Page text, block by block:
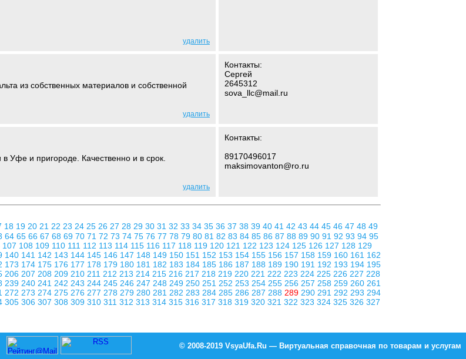
удалить
из собственных материалов и собственной
удалить
Контакты:
Сергей
2645312
sova_llc@mail.ru
Уфе и пригороде. Качественно и в срок.
удалить
Контакты:
89170496017
maksimovanton@ro.ru
18 19 20 21 22 23 24 25 26 27 28 29 30 31 32 33 34 35 36 37 38 39 40 41 42 43 44 45 46 47 48 49
64 65 66 67 68 69 70 71 72 73 74 75 76 77 78 79 80 81 82 83 84 85 86 87 88 89 90 91 92 93 94 95
107 108 109 110 111 112 113 114 115 116 117 118 119 120 121 122 123 124 125 126 127 128 129
140 141 142 143 144 145 146 147 148 149 150 151 152 153 154 155 156 157 158 159 160 161 162
173 174 175 176 177 178 179 180 181 182 183 184 185 186 187 188 189 190 191 192 193 194 195
206 207 208 209 210 211 212 213 214 215 216 217 218 219 220 221 222 223 224 225 226 227 228
239 240 241 242 243 244 245 246 247 248 249 250 251 252 253 254 255 256 257 258 259 260 261
272 273 274 275 276 277 278 279 280 281 282 283 284 285 286 287 288 289 290 291 292 293 294
305 306 307 308 309 310 311 312 313 314 315 316 317 318 319 320 321 322 323 324 325 326 327
© 2008-2019 VsyaUfa.Ru — Виртуальная справочная по товарам и услугам